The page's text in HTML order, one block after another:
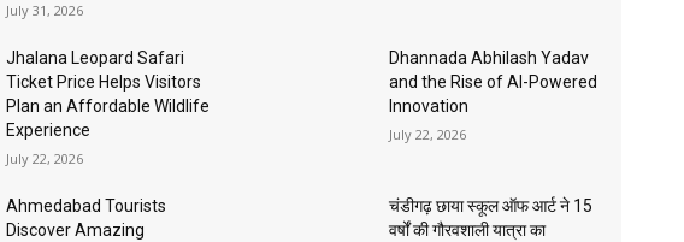
July 31, 2026
Jhalana Leopard Safari
Ticket Price Helps Visitors
Plan an Affordable Wildlife
Experience
July 22, 2026
Dhannada Abhilash Yadav
and the Rise of AI-Powered
Innovation
July 22, 2026
Ahmedabad Tourists
Discover Amazing
चंडीगढ़ छाया स्कूल ऑफ आर्ट ने 15
वर्षों की गौरवशाली यात्रा का